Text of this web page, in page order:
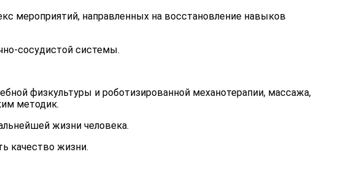
мероприятий, направленных на восстановление навыков
сосудистой системы.
физкультуры и роботизированной механотерапии, массажа,
методик.
жизни человека.
качество жизни.